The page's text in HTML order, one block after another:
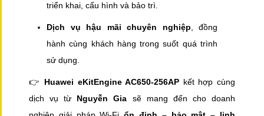
triển khai, cấu hình và bảo trì.
Dịch vụ hậu mãi chuyên nghiệp , đồng
hành cùng khách hàng trong suốt quá trình
sử dụng.
👉 Huawei eKitEngine AC650-256AP kết hợp cùng
dịch vụ từ Nguyễn Gia sẽ mang đến cho doanh